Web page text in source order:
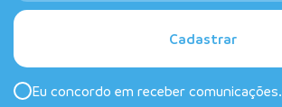
Cadastrar
Eu concordo em receber comunicações.